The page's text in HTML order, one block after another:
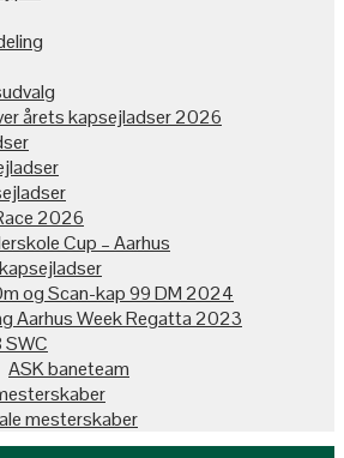
årets kapsejladser 2026
2026
Cup – Aarhus
og Scan-kap 99 DM 2024
Aarhus Week Regatta 2023
SWC
ASK baneteam
mesterskaber